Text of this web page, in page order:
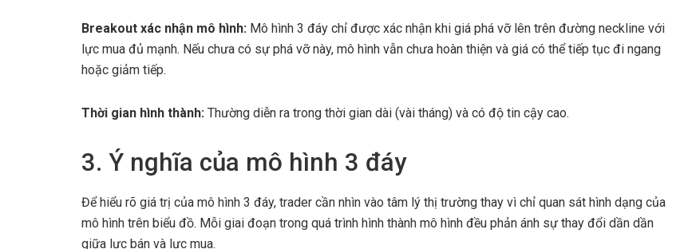
Breakout xác nhận mô hình: Mô hình 3 đáy chỉ được xác nhận khi giá phá vỡ lên trên đường neckline với
lực mua đủ mạnh. Nếu chưa có sự phá vỡ này, mô hình vẫn chưa hoàn thiện và giá có thể tiếp tục đi ngang
hoặc giảm tiếp.
Thời gian hình thành: Thường diễn ra trong thời gian dài (vài tháng) và có độ tin cậy cao.
3. Ý nghĩa của mô hình 3 đáy
Để hiểu rõ giá trị của mô hình 3 đáy, trader cần nhìn vào tâm lý thị trường thay vì chỉ quan sát hình dạng của
mô hình trên biểu đồ. Mỗi giai đoạn trong quá trình hình thành mô hình đều phản ánh sự thay đổi dần dần
giữa lực bán và lực mua.